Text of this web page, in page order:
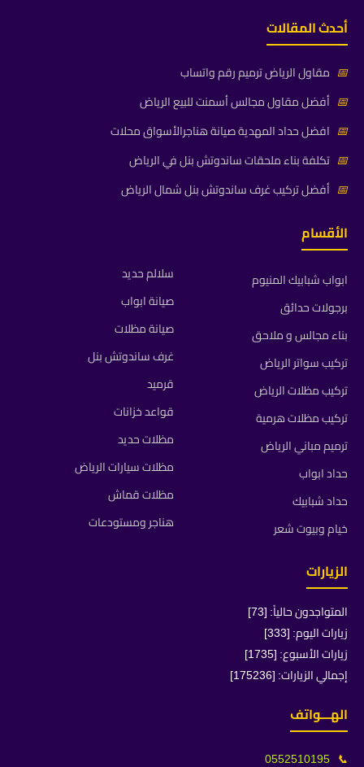
أحدث المقالات
📅 مقاول الرياض ترميم رقم واتساب
📅 أفضل مقاول مجالس أسمنت للبيع الرياض
📅 افضل حداد المهدية صيانة هناجرالأسواق محلات
📅 تكلفة بناء ملحقات ساندوتش بنل في الرياض
📅 أفضل تركيب غرف ساندوتش بنل شمال الرياض
الأقسام
ابواب شبابيك المنيوم
برجولات حدائق
بناء مجالس و ملاحق
تركيب سواتر الرياض
تركيب مظلات الرياض
تركيب مظلات هرمية
ترميم مباني الرياض
حداد ابواب
حداد شبابيك
خيام وبيوت شعر
سلالم حديد
صيانة ابواب
صيانة مظلات
غرف ساندوتش بنل
قرميد
قواعد خزانات
مظلات حديد
مظلات سيارات الرياض
مظلات قماش
هناجر ومستودعات
الزيارات
المتواجدون حالياً: [73]
زيارات اليوم: [333]
زيارات الأسبوع: [1735]
إجمالي الزيارات: [175236]
الهـــواتف
📞
0552510195